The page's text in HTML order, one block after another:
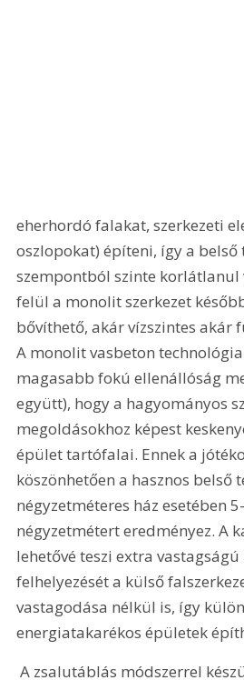
eherhordó falakat, szerkezeti
oszlopokat) építeni, így a belső
szempontból szinte korlátlanul
felül a monolit szerkezet
bővíthető, akár vízszintes akár
A monolit vasbeton
magasabb fokú ellenállóság
együtt), hogy a hagyományos
megoldásokhoz képest
épület tartófalai. Ennek a
köszönhetően a hasznos belső
négyzetméteres ház esetében
négyzetmétert eredményez. A
lehetővé teszi extra vastagságú
felhelyezését a külső
vastagodása nélkül is, így
energiatakarékos épületek
A zsalutáblás módszerrel készült falszerkezetek